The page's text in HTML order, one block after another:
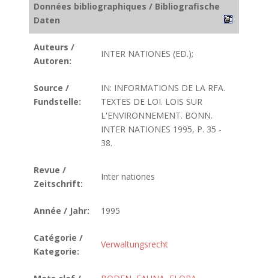
Données bibliographiques / Bibliografische
Daten
Auteurs /
Autoren:
INTER NATIONES (ED.);
Source /
Fundstelle:
IN: INFORMATIONS DE LA RFA.
TEXTES DE LOI. LOIS SUR
L'ENVIRONNEMENT. BONN.
INTER NATIONES 1995, P. 35 -
38.
Revue /
Zeitschrift:
Inter nationes
Année / Jahr: 1995
Catégorie /
Kategorie:
Verwaltungsrecht